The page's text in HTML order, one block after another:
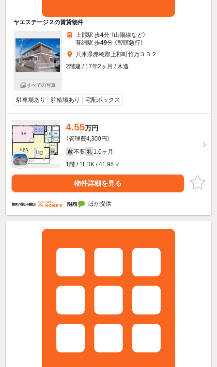
ヤエステージ２の賃貸物件
すべての写真
上郡駅 歩4分 （山陽線など）
苔縄駅 歩49分 （智頭急行）
兵庫県赤穂郡上郡町竹万３３２
2階建 / 17年2ヶ月 / 木造
駐車場あり 駐輪場あり 宅配ボックス
4.55万円
（管理費4,300円）
敷 不要 礼 1.0ヶ月
1階 / 1LDK / 41.98㎡
物件詳細を見る
ほか提供